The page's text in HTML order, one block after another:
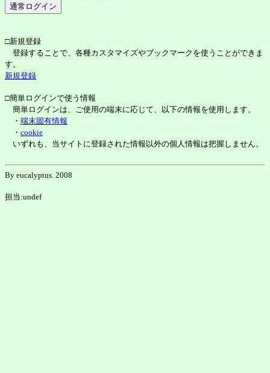
□新規登録
登録することで、各種カスタマイズやブックマークを使うことができま
す。
新規登録
□簡単ログインで使う情報
簡単ログインは、ご使用の端末に応じて、以下の情報を使用します。
・ 端末固有情報
・ cookie
いずれも、当サイトに登録された情報以外の個人情報は把握しません。
By eucalyptus. 2008
担当:undef